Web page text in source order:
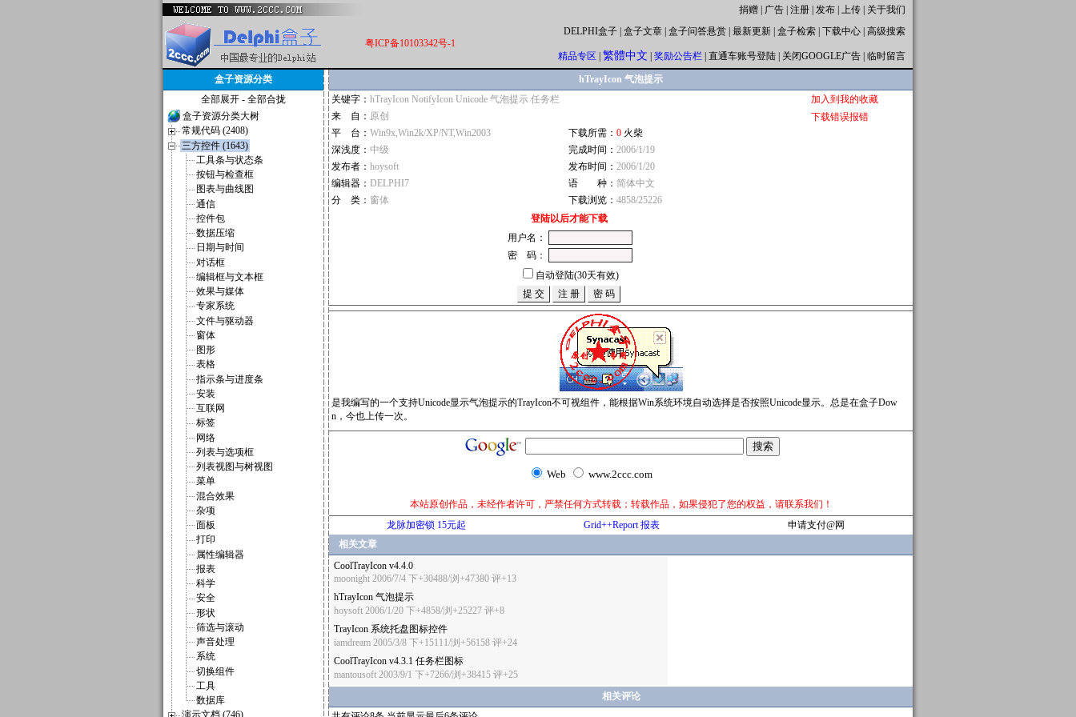
捐赠 广告 注册 发布 上传 关于我们
粤ICP备10103342号-1
DELPHI盒子 盒子文章 盒子问答悬赏 最新更新 盒子检索 下载中心 高级搜索
精品专区 繁體中文 奖励公告栏 直通车账号登陆 关闭GOOGLE广告 临时留言
盒子资源分类
全部展开 - 全部合拢
盒子资源分类大树
常规代码 (2408)
三方控件 (1643)
工具条与状态条
按钮与检查框
图表与曲线图
通信
控件包
数据压缩
日期与时间
对话框
编辑框与文本框
效果与媒体
专家系统
文件与驱动器
窗体
图形
表格
指示条与进度条
安装
互联网
标签
网络
列表与选项框
列表视图与树视图
菜单
混合效果
杂项
面板
打印
属性编辑器
报表
科学
安全
形状
筛选与滚动
声音处理
系统
切换组件
工具
数据库
hTrayIcon 气泡提示
关键字： hTrayIcon NotifyIcon Unicode 气泡提示 任务栏
来 自： 原创
平 台： Win9x,Win2k/XP/NT,Win2003 下载所需： 0 火柴
深浅度： 中级 完成时间： 2006/1/19
发布者： hoysoft 发布时间： 2006/1/20
编辑器： DELPHI7 语 种： 简体中文
分 类： 窗体 下载浏览： 4858/25226
加入到我的收藏
下载错误报错
登陆以后才能下载
用户名：
密 码：
自动登陆(30天有效)
是我编写的一个支持Unicode显示气泡提示的TrayIcon不可视组件，能根据Win系统环境自动选择是否按照Unicode显示。总是在盒子Dow
n，今也上传一次。
Web www.2ccc.com
本站原创作品，未经作者许可，严禁任何方式转载；转载作品，如果侵犯了您的权益，请联系我们 ！
龙脉加密锁 15元起
Grid++Report 报表
申请支付@网
相关文章
CoolTrayIcon v4.4.0
moonight 2006/7/4 下+30488/浏+47380 评+13
hTrayIcon 气泡提示
hoysoft 2006/1/20 下+4858/浏+25227 评+8
TrayIcon 系统托盘图标控件
iamdream 2005/3/8 下+15111/浏+56158 评+24
CoolTrayIcon v4.3.1 任务栏图标
mantousoft 2003/9/1 下+7266/浏+38415 评+25
相关评论